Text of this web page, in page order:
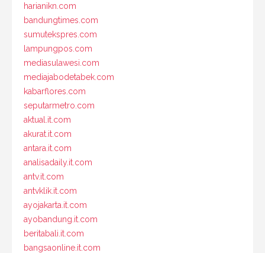
harianikn.com
bandungtimes.com
sumutekspres.com
lampungpos.com
mediasulawesi.com
mediajabodetabek.com
kabarflores.com
seputarmetro.com
aktual.it.com
akurat.it.com
antara.it.com
analisadaily.it.com
antv.it.com
antvklik.it.com
ayojakarta.it.com
ayobandung.it.com
beritabali.it.com
bangsaonline.it.com